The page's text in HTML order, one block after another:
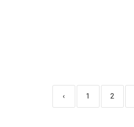
‹ 1 2